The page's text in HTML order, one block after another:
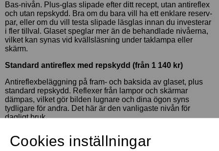
Bas-nivån. Plus-glas slipade efter ditt recept, utan antireflex
och utan repskydd. Bra om du bara vill ha ett enklare reserv-
par, eller om du vill testa slipade läsglas innan du investerar
i fler tillval. Glaset speglar mer än de behandlade nivåerna,
vilket kan synas vid kvällsläsning under taklampa eller
skärm.
Standard antireflex med repskydd (från 1 140 kr)
Antireflexbeläggning på fram- och baksida av glaset, plus
standard repskydd. Reflexer från lampor och skärmar
dämpas, vilket gör bilden lugnare och dina ögon syns
tydligare för andra. Det här är den vanligaste nivån för
dagligt bruk.
Extra antireflex med antistatiskt och hårdare repskydd
(från 1 340 kr)
Cookies inställningar